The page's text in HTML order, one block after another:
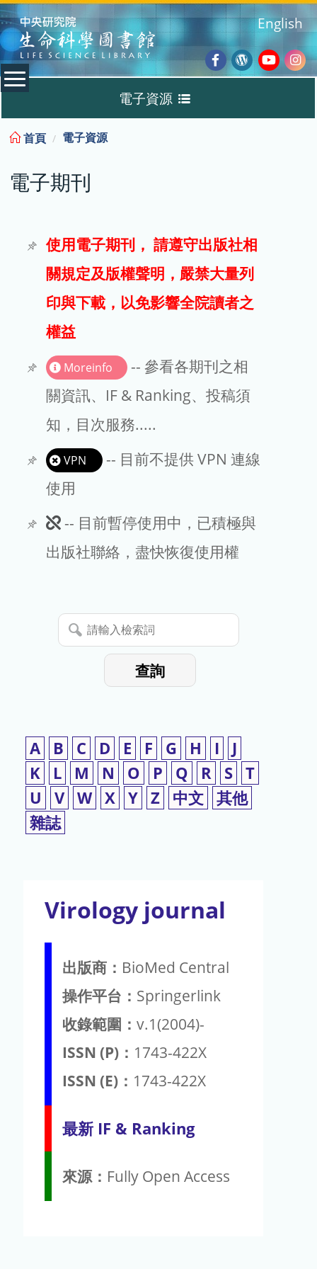
:::
Facebook
Wordpress
English
電子資源
電子期刊
試用
文章處理費
EndNote
首頁 電子資源
電子期刊
使用電子期刊， 請遵守出版社相
關規定及版權聲明，嚴禁大量列
印與下載，以免影響全院讀者之
權益
Moreinfo
-- 參看各期刊之相
關資訊、IF & Ranking、投稿須
知，目次服務.....
VPN
-- 目前不提供 VPN 連線
使用
此
期
暫
停
-- 目前暫停使用中，已積極與
出版社聯絡，盡快恢復使用權
請
輸
查詢
A B C D E F G H I
J
K
L M N O P Q R S T
U
V W X Y Z 中文 其他
雜誌
Virology journal
出版商： BioMed Central
操作平台： Springerlink
收錄範圍： v.1(2004)-
ISSN (P)： 1743-422X
ISSN (E)： 1743-422X
最新 IF & Ranking
來源： Fully Open Access